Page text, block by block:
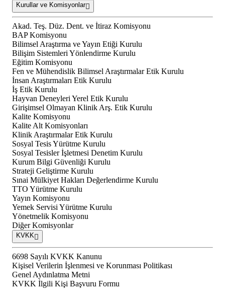
Kurullar ve Komisyonlar
Akad. Teş. Düz. Dent. ve İtiraz Komisyonu
BAP Komisyonu
Bilimsel Araştırma ve Yayın Etiği Kurulu
Bilişim Sistemleri Yönlendirme Kurulu
Eğitim Komisyonu
Fen ve Mühendislik Bilimsel Araştırmalar Etik Kurulu
İnsan Araştırmaları Etik Kurulu
İş Etik Kurulu
Hayvan Deneyleri Yerel Etik Kurulu
Girişimsel Olmayan Klinik Arş. Etik Kurulu
Kalite Komisyonu
Kalite Alt Komisyonları
Klinik Araştırmalar Etik Kurulu
Sosyal Tesis Yürütme Kurulu
Sosyal Tesisler İşletmesi Denetim Kurulu
Kurum Bilgi Güvenliği Kurulu
Strateji Geliştirme Kurulu
Sınai Mülkiyet Hakları Değerlendirme Kurulu
TTO Yürütme Kurulu
Yayın Komisyonu
Yemek Servisi Yürütme Kurulu
Yönetmelik Komisyonu
Diğer Komisyonlar
KVKK
6698 Sayılı KVKK Kanunu
Kişisel Verilerin İşlenmesi ve Korunması Politikası
Genel Aydınlatma Metni
KVKK İlgili Kişi Başvuru Formu